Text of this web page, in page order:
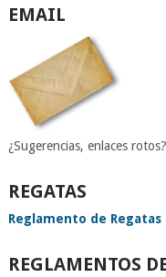
EMAIL
¿Sugerencias, enlaces
REGATAS
Reglamento de Regatas
REGLAMENTOS